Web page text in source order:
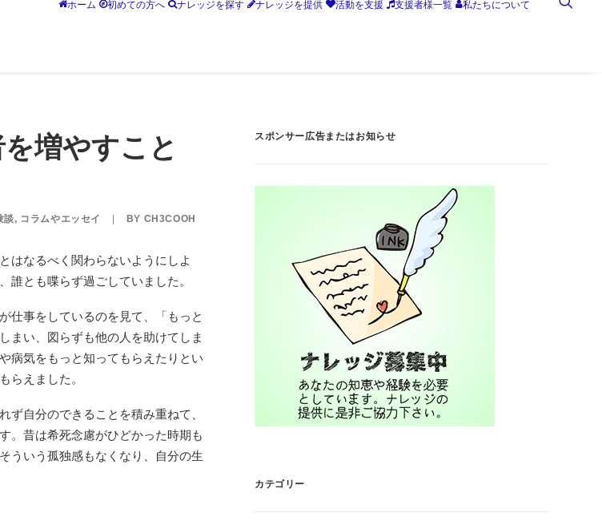
ホーム 初めての方へ ナレッジを探す ナレッジを提供 活動を支援 支援者様一覧 私たちについて
増やすこと
談, コラムやエッセイ BY CH3COOH
はなるべく関わらないようにしよ
誰とも喋らず過ごしていました。
仕事をしているのを見て、「もっと
まい、図らずも他の人を助けてしま
病気をもっと知ってもらえたりとい
らえました。
ず自分のできることを積み重ねて、
。昔は希死念慮がひどかった時期も
ういう孤独感もなくなり、自分の生
スポンサー広告またはお知らせ
カテゴリー